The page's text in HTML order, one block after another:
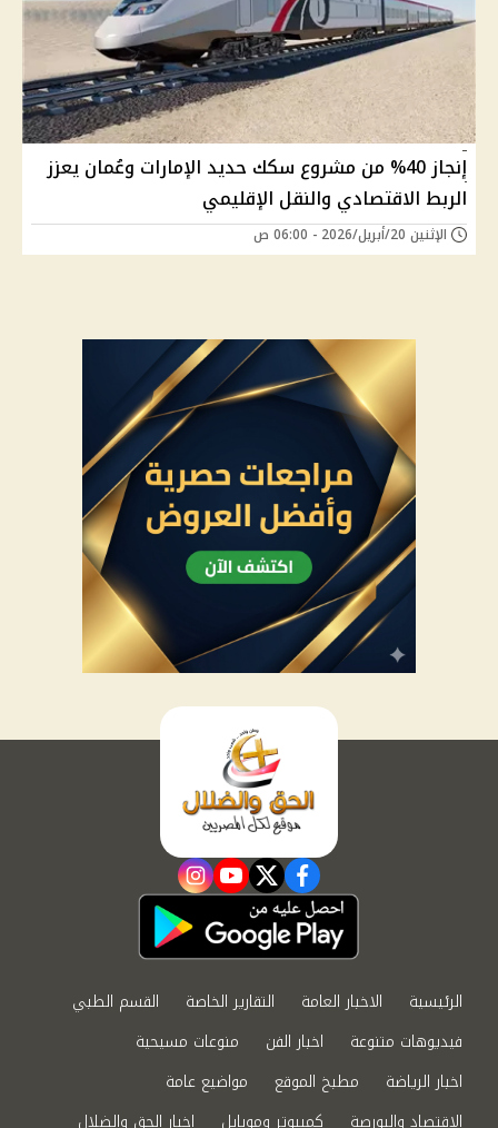
إنجاز 40% من مشروع سكك حديد الإمارات وعُمان يعزز
الربط الاقتصادي والنقل الإقليمي
الإثنين 20/أبريل/2026 - 06:00 ص
facebook
twitter
youtube
instagram
الرئيسية الاخبار العامة التقارير الخاصة
القسم الطبي
فيديوهات متنوعة
اخبار الفن
منوعات مسيحية
اخبار الرياضة
مطبخ الموقع
مواضيع عامة
الاقتصاد والبورصة
كمبيوتر وموبايل اخبار الحق والضلال